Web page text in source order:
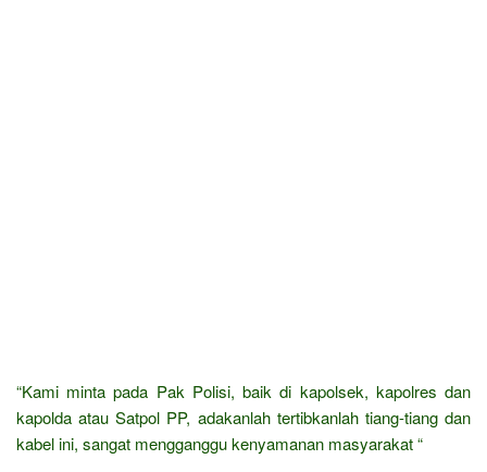
“Kami minta pada Pak Polisi, baik di kapolsek, kapolres dan
kapolda atau Satpol PP, adakanlah tertibkanlah tiang-tiang dan
kabel ini, sangat mengganggu kenyamanan masyarakat “